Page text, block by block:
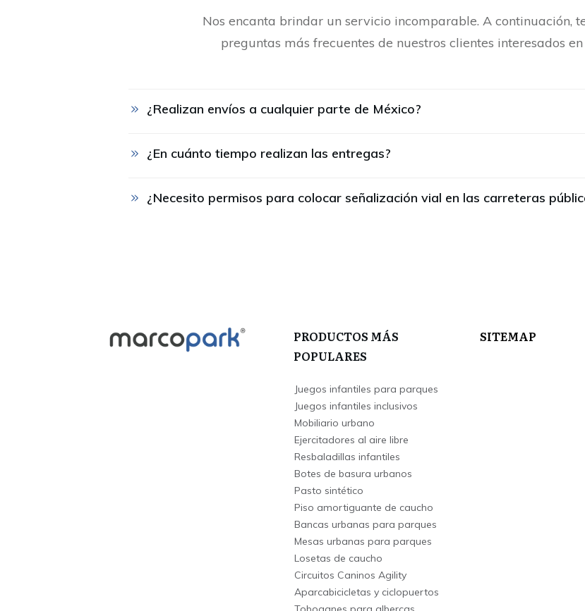
Nos encanta brindar un servicio incomparable. A continuación,
preguntas más frecuentes de nuestros clientes interesados
¿Realizan envíos a cualquier parte de México?
¿En cuánto tiempo realizan las entregas?
¿Necesito permisos para colocar señalización vial en las carreteras
PRODUCTOS MÁS
POPULARES
Juegos infantiles para parques
Juegos infantiles inclusivos
Mobiliario urbano
Ejercitadores al aire libre
Resbaladillas infantiles
Botes de basura urbanos
Pasto sintético
Piso amortiguante de caucho
Bancas urbanas para parques
Mesas urbanas para parques
Losetas de caucho
Circuitos Caninos Agility
Aparcabicicletas y ciclopuertos
SITEMAP